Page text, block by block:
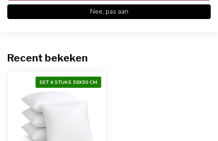
Neem contact met ons op via
klantenservice@gekopkussens.nl.
Recent bekeken
SET 4 STUKS 50X50 CM
Nee, pas aan